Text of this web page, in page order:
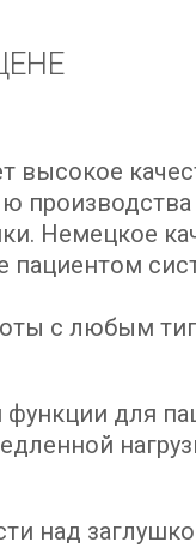
высокое
Немецкое
пациентом
с любым
для
над